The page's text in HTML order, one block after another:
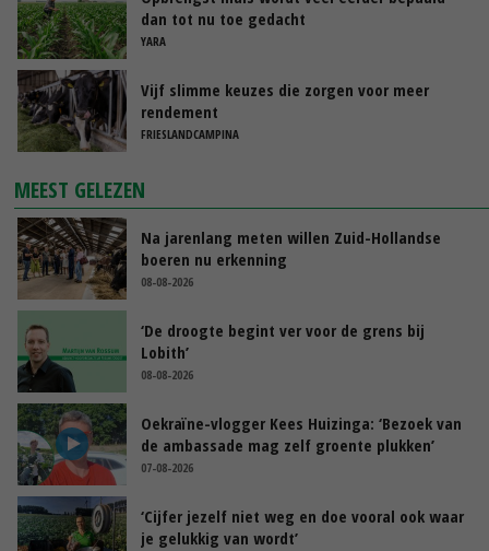
dan tot nu toe gedacht
YARA
Vijf slimme keuzes die zorgen voor meer
rendement
FRIESLANDCAMPINA
MEEST GELEZEN
Na jarenlang meten willen Zuid-Hollandse
boeren nu erkenning
08-08-2026
‘De droogte begint ver voor de grens bij
Lobith’
08-08-2026
Oekraïne-vlogger Kees Huizinga: ‘Bezoek van
de ambassade mag zelf groente plukken’
07-08-2026
‘Cijfer jezelf niet weg en doe vooral ook waar
je gelukkig van wordt’